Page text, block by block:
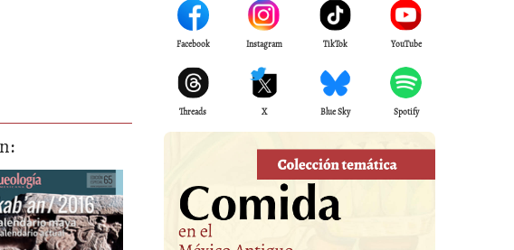
Facebook Instagram TikTok YouTube
Threads X Blue Sky Spotify